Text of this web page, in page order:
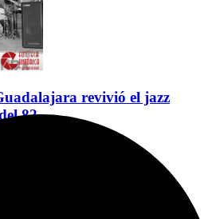
revivió el jazz
82